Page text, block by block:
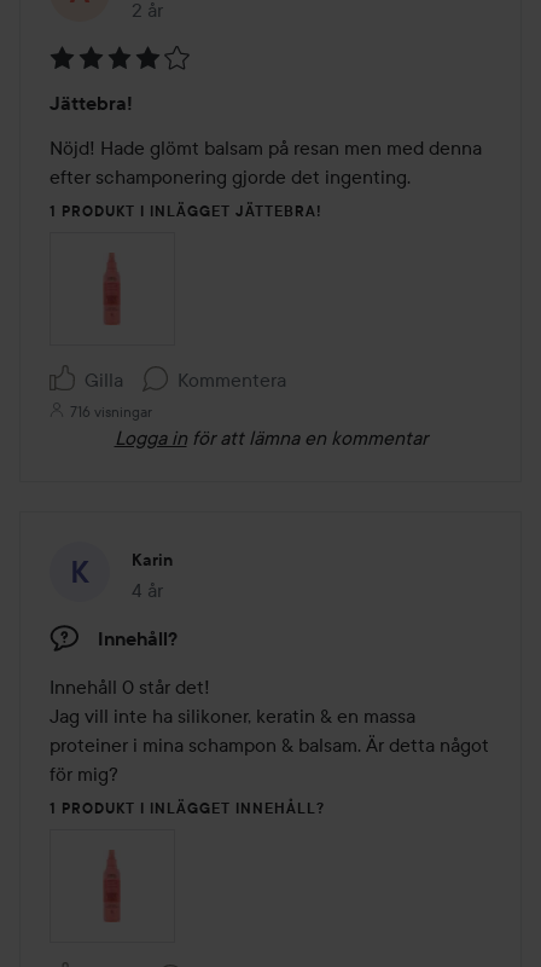
2 år
Inlägget skapades 2 år
4
av
5
Jättebra!
Nöjd! Hade glömt balsam på resan men med denna
efter schamponering gjorde det ingenting.
1 PRODUKT I INLÄGGET JÄTTEBRA!
Gilla Kommentera
716 visningar
Logga in för att lämna en kommentar
Karin
4 år
Inlägget skapades 4 år
Innehåll?
Innehåll 0 står det!
Jag vill inte ha silikoner, keratin & en massa
proteiner i mina schampon & balsam. Är detta något
för mig?
1 PRODUKT I INLÄGGET INNEHÅLL?